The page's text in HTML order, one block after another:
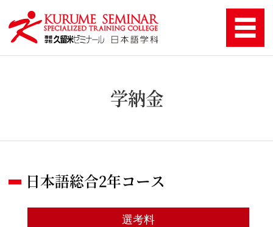
学納金
日本語総合2年コース
選考料